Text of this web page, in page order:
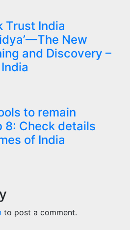
Trust India
New
and Discovery –
to remain
8: Check details
of India
to post a comment.